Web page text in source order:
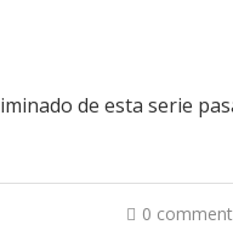
de esta serie
0